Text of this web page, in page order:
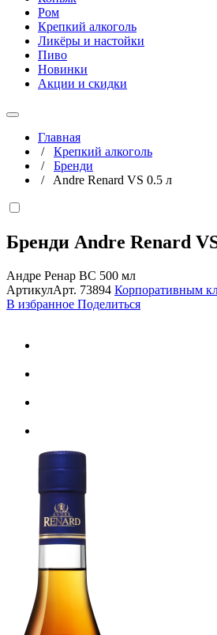
Ром
Крепкий алкоголь
Ликёры и настойки
Пиво
Новинки
Акции и скидки
Главная
/ Крепкий алкоголь
/ Бренди
/ Andre Renard VS 0.5 л
Бренди Andre Renard
Андре Ренар ВС 500 мл
АртикулАрт. 73894 Корпоративным
В избранное Поделиться